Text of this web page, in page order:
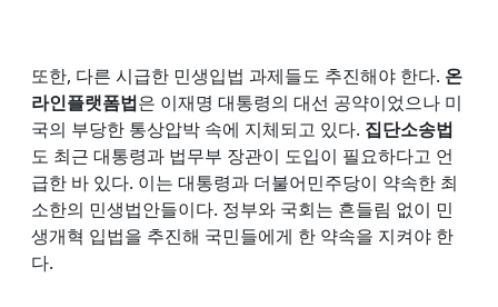
또한, 다른 시급한 민생입법 과제들도 추진해야 한다. 온
라인플랫폼법은 이재명 대통령의 대선 공약이었으나 미
국의 부당한 통상압박 속에 지체되고 있다. 집단소송법
도 최근 대통령과 법무부 장관이 도입이 필요하다고 언
급한 바 있다. 이는 대통령과 더불어민주당이 약속한 최
소한의 민생법안들이다. 정부와 국회는 흔들림 없이 민
생개혁 입법을 추진해 국민들에게 한 약속을 지켜야 한
다.